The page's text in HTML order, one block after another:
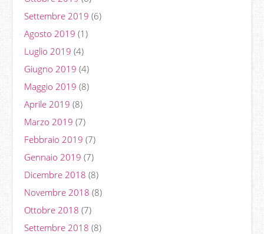
Settembre 2019 (6)
Agosto 2019 (1)
Luglio 2019 (4)
Giugno 2019 (4)
Maggio 2019 (8)
Aprile 2019 (8)
Marzo 2019 (7)
Febbraio 2019 (7)
Gennaio 2019 (7)
Dicembre 2018 (8)
Novembre 2018 (8)
Ottobre 2018 (7)
Settembre 2018 (8)